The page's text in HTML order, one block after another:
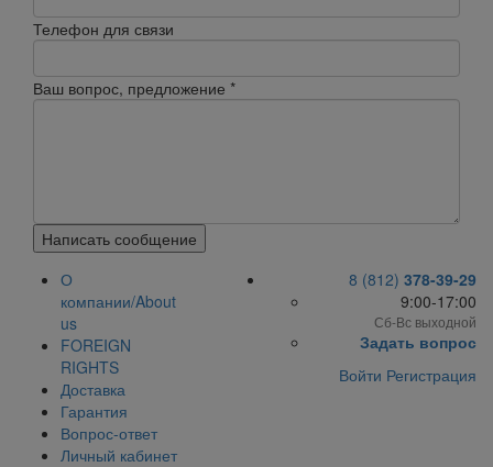
Телефон для связи
Ваш вопрос, предложение *
Написать сообщение
О
компании/About
us
FOREIGN
RIGHTS
Доставка
Гарантия
Вопрос-ответ
Личный кабинет
8 (812) 378-39-29
9:00-17:00
Сб-Вс выходной
Задать вопрос
Войти Регистрация